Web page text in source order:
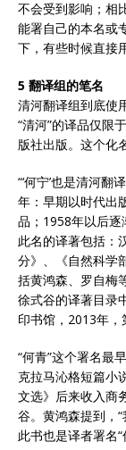
不会受到影响；相
能署自己的本名或
下，有些时候直接
5 翻译组的笔名
清河翻译组到底使
“清河”的译品仅限
版社出版。这个化
“‘何宁’也是清河
年：早期以时代出
品；1958年以后
此名的译著包括：
分》、《自然科学
括黄鸿森、罗自梅
徐式谷的译著目录
印书馆，2013年，
“何青”这个署名最
克拉马沁格短篇小
文选》后来收入商
谷。黄鸿森提到，
此书也是译者署名“